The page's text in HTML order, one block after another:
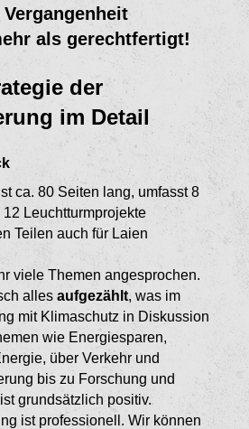
als gerechtfertigt!
der
im Detail
ca. 80 Seiten lang, umfasst 8
Leuchtturmprojekte
Teilen auch für Laien
viele Themen angesprochen.
alles aufgezählt, was im
mit Klimaschutz in Diskussion
wie Energiesparen,
über Verkehr und
bis zu Forschung und
grundsätzlich positiv.
ist professionell. Wir können